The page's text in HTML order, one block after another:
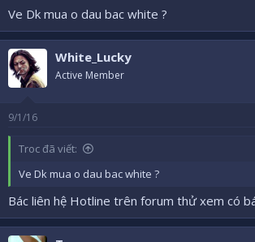
Ve Dk mua o dau bac white ?
White_Lucky
Active Member
9/1/16
Troc đã viết:
Ve Dk mua o dau bac white ?
Bác liên hệ Hotline trên forum thử xem có